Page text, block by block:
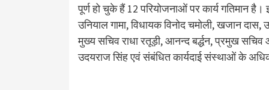
पूर्ण हो चुके हैं 12 परियोजनाओं पर कार्य गतिमान
उनियाल गामा, विधायक विनोद चमोली, खजान
मुख्य सचिव राधा रतूड़ी, आनन्द बर्द्धन, प्रमुख
उदयराज सिंह एवं संबंधित कार्यदाई संस्थाओं के